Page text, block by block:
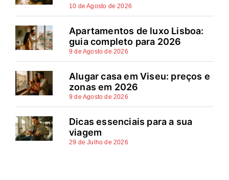
10 de Agosto de 2026
Apartamentos de luxo Lisboa:
guia completo para 2026
9 de Agosto de 2026
Alugar casa em Viseu: preços e
zonas em 2026
9 de Agosto de 2026
Dicas essenciais para a sua
viagem
29 de Julho de 2026